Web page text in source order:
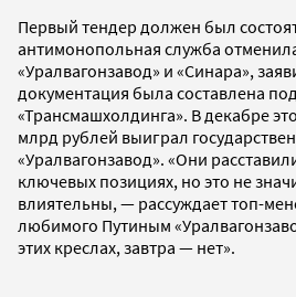
Первый тендер должен был
антимонопольная служба
«Уралвагонзавод» и «Синара»,
документация была составлена
«Трансмашхолдинга». В декабре
млрд рублей выиграл
«Уралвагонзавод». «Они
ключевых позициях, но это не
влиятельны, — рассуждает топ-
любимого Путиным
этих креслах, завтра — нет».